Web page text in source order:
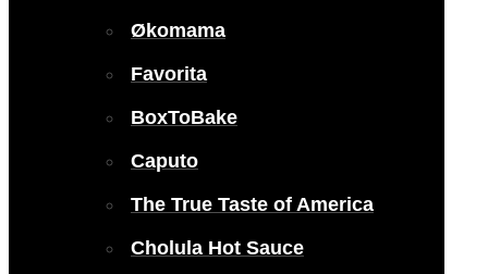
Økomama
Favorita
BoxToBake
Caputo
The True Taste of America
Cholula Hot Sauce